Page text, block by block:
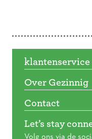
klantenservice
Over Gezinnig
Contact
Let’s stay
Volg ons via de